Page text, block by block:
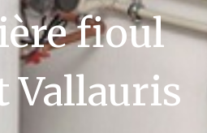
fioul
Vallauris